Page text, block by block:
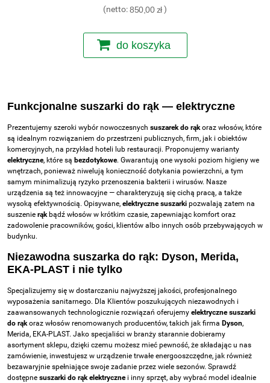
(netto:850,00 zł)
do koszyka
Funkcjonalne suszarki do rąk — elektryczne
Prezentujemy szeroki wybór nowoczesnych suszarek do rąkoraz włosów, które
są idealnym rozwiązaniem do przestrzeni publicznych, firm, jak i obiektów
komercyjnych, na przykład hoteli lub restauracji. Proponujemy warianty
elektryczne, które są bezdotykowe. Gwarantują one wysoki poziom higieny we
wnętrzach, ponieważ niwelują konieczność dotykania powierzchni, a tym
samym minimalizują ryzyko przenoszenia bakterii i wirusów. Nasze
urządzenia są też innowacyjne — charakteryzują się cichą pracą, a także
wysoką efektywnością. Opisywane, elektryczne suszarki pozwalają zatem na
suszenie rąk bądź włosów w krótkim czasie, zapewniając komfort oraz
zadowolenie pracowników, gości, klientów albo innych osób przebywających w
budynku.
Niezawodna suszarka do rąk: Dyson, Merida,
EKA-PLAST i nie tylko
Specjalizujemy się w dostarczaniu najwyższej jakości, profesjonalnego
wyposażenia sanitarnego. Dla Klientów poszukujących niezawodnych i
zaawansowanych technologicznie rozwiązań oferujemy elektryczne suszarki
do rąkoraz włosów renomowanych producentów, takich jak firma Dyson,
Merida, EKA-PLAST. Jako specjaliści w branży starannie dobieramy
asortyment sklepu, dzięki czemu możesz mieć pewność, że składając u nas
zamówienie, inwestujesz w urządzenie trwałe energooszczędne, jak również
bezawaryjnie spełniające swoje zadanie przez wiele sezonów. Sprawdź
dostępne suszarki do rąk elektryczne i inny sprzęt, aby wybrać model idealnie